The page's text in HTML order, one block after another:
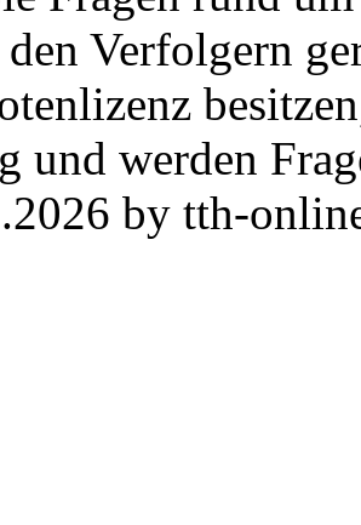
den Verfolgern
und werden
2026 by tth-